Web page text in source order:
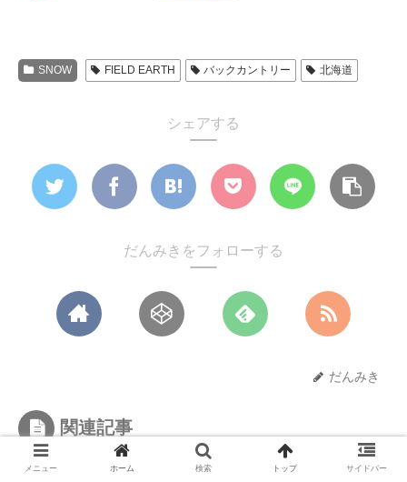
SNOW FIELD EARTH バックカントリー 北海道
シェアする
だんみきをフォローする
だんみき
関連記事
メニュー ホーム 検索 トップ サイドバー